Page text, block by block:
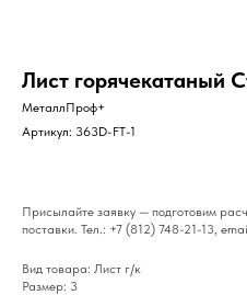
Лист горячекатаный
МеталлПроф+
Артикул: 363D-FT-1
Присылайте заявку — подготовим
поставки. Тел.: +7 (812) 748-21-13,
Вид товара: Лист г/к
Размер: 3